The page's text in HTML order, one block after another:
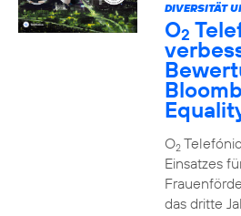
DIVERSITÄT
O2
O2
Einsatzes
das dritte